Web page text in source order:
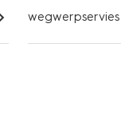
wegwerpservies